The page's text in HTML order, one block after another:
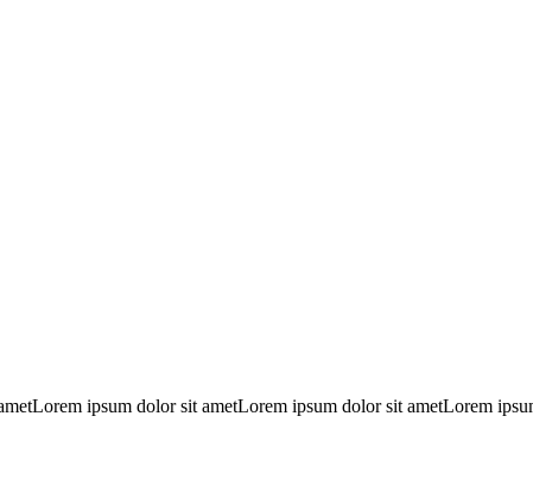
ipsum dolor sit ametLorem ipsum dolor sit ametLorem